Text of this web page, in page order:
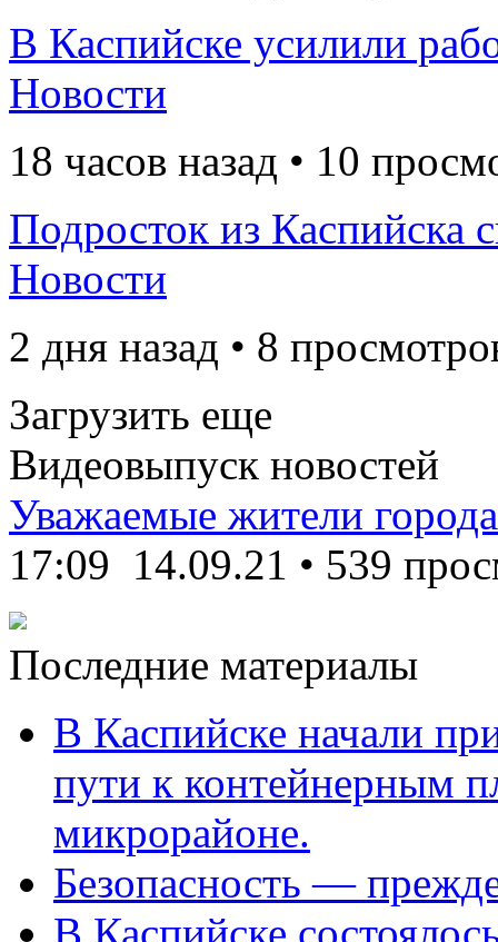
В Каспийске усилили
Новости
18 часов назад • 10
Подросток из Каспийска
Новости
2 дня назад • 8
Загрузить еще
Видеовыпуск новостей
Уважаемые жители
17:09 14.09.21 • 539
Последние материалы
В Каспийске начали
пути к контейнерным
микрорайоне.
Безопасность —
В Каспийске